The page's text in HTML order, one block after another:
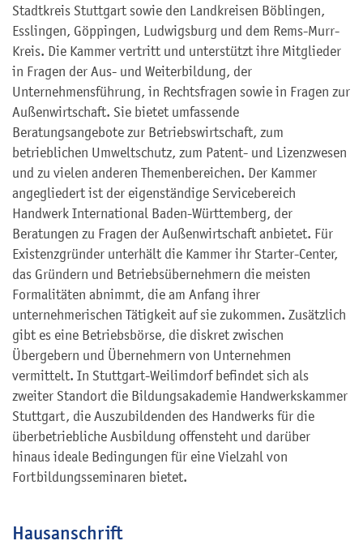
Stadtkreis Stuttgart sowie den Landkreisen Böblingen,
Esslingen, Göppingen, Ludwigsburg und dem Rems-Murr-
Kreis. Die Kammer vertritt und unterstützt ihre Mitglieder
in Fragen der Aus- und Weiterbildung, der
Unternehmensführung, in Rechtsfragen sowie in Fragen zur
Außenwirtschaft. Sie bietet umfassende
Beratungsangebote zur Betriebswirtschaft, zum
betrieblichen Umweltschutz, zum Patent- und Lizenzwesen
und zu vielen anderen Themenbereichen. Der Kammer
angegliedert ist der eigenständige Servicebereich
Handwerk International Baden-Württemberg, der
Beratungen zu Fragen der Außenwirtschaft anbietet. Für
Existenzgründer unterhält die Kammer ihr Starter-Center,
das Gründern und Betriebsübernehmern die meisten
Formalitäten abnimmt, die am Anfang ihrer
unternehmerischen Tätigkeit auf sie zukommen. Zusätzlich
gibt es eine Betriebsbörse, die diskret zwischen
Übergebern und Übernehmern von Unternehmen
vermittelt. In Stuttgart-Weilimdorf befindet sich als
zweiter Standort die Bildungsakademie Handwerkskammer
Stuttgart, die Auszubildenden des Handwerks für die
überbetriebliche Ausbildung offensteht und darüber
hinaus ideale Bedingungen für eine Vielzahl von
Fortbildungsseminaren bietet.
Hausanschrift